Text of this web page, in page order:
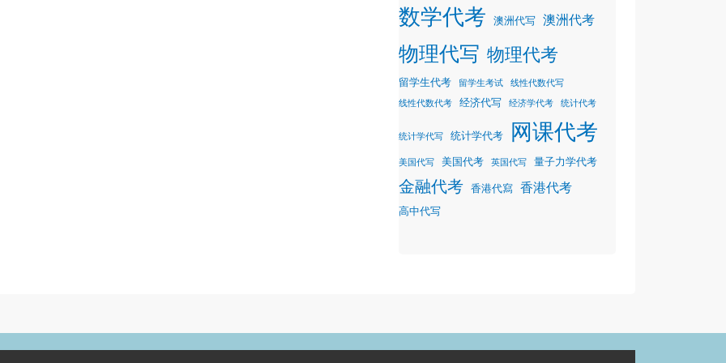
数学代考 澳洲代写 澳洲代考
物理代写 物理代考
留学生代考 留学生考试
线性代数代写
线性代数代考
经济代写 经济学代考 统计代考
统计学代写 统计学代考 网课代考
美国代写 美国代考 英国代写 量子力学代考
金融代考 香港代寫 香港代考
高中代写